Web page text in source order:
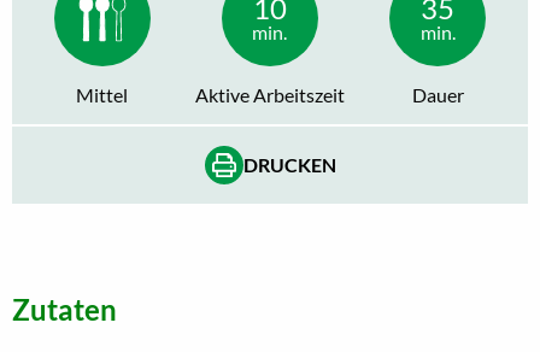
Mittel
10
min.
Aktive Arbeitszeit
35
min.
Dauer
DRUCKEN
Zutaten